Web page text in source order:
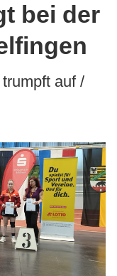
bei der
auf /